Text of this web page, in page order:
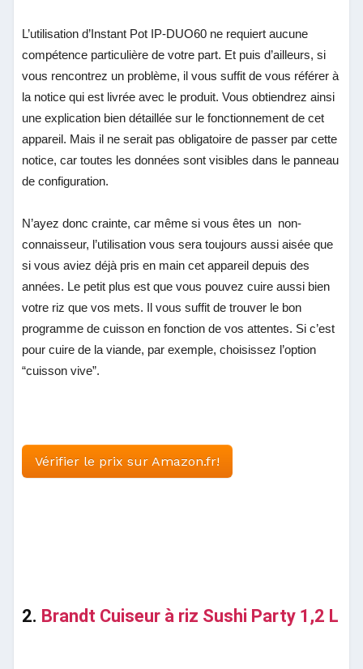
L’utilisation d’Instant Pot IP-DUO60 ne requiert aucune
compétence particulière de votre part. Et puis d’ailleurs, si
vous rencontrez un problème, il vous suffit de vous référer à
la notice qui est livrée avec le produit. Vous obtiendrez ainsi
une explication bien détaillée sur le fonctionnement de cet
appareil. Mais il ne serait pas obligatoire de passer par cette
notice, car toutes les données sont visibles dans le panneau
de configuration.
N’ayez donc crainte, car même si vous êtes un non-
connaisseur, l’utilisation vous sera toujours aussi aisée que
si vous aviez déjà pris en main cet appareil depuis des
années. Le petit plus est que vous pouvez cuire aussi bien
votre riz que vos mets. Il vous suffit de trouver le bon
programme de cuisson en fonction de vos attentes. Si c’est
pour cuire de la viande, par exemple, choisissez l’option
“cuisson vive”.
Vérifier le prix sur Amazon.fr!
2. Brandt Cuiseur à riz Sushi Party 1,2 L